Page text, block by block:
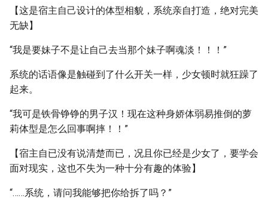
【这是宿主自己设计的体型相貌，系统亲自打造，绝对完美
无缺】
“我是要妹子不是让自己去当那个妹子啊魂淡！！！”
系统的话语像是触碰到了什么开关一样，少女顿时就狂躁了
起来。
“我可是铁骨铮铮的男子汉！现在这种身娇体弱易推倒的萝
莉体型是怎么回事啊摔！！”
【宿主自已没有说清楚而已，况且你已经是少女了，要学会
面对现实，这也不失为一种十分有趣的体验】
“……系统，请问我能够把你给拆了吗？”